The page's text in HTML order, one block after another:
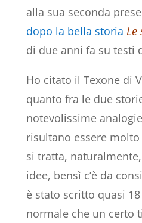
alla sua seconda
dopo la bella storia Le
di due anni fa su testi
Ho citato il Texone di
quanto fra le due
notevolissime
risultano essere
si tratta,
idee, bensì c’è da
è stato scritto quasi
normale che un certo